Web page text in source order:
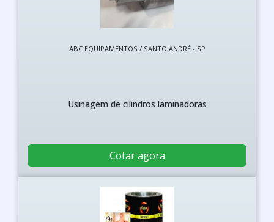
ABC EQUIPAMENTOS / SANTO ANDRÉ - SP
Usinagem de cilindros laminadoras
Cotar agora